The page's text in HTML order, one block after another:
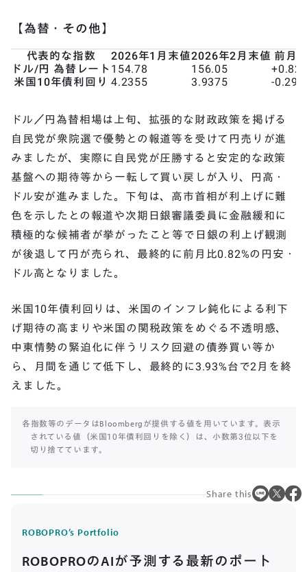
【為替・その他】
代表的な指数 2026年1月末値2026年2月末値 前月
ドル/円 為替レート 154.78 156.05
米国10年債利回り 4.2355 3.9375 -
ドル／円為替相場は上旬、拡張的な財政政策を掲げる
自民党が衆院選で優勢との報道等を受けて円売りが進
みましたが、実際に自民党が圧勝すると安定的な政策
基盤への期待等から一転して買い戻しが入り、円高・
ドル安が進みました。下旬は、高市首相が利上げに難
色を示したとの報道や次期日銀審議委員に金融緩和に
積極的な候補者が挙がったこと等で日銀の利上げ観測
が後退して円が売られ、最終的に前月比0.82%の円安・
ドル高となりました。
米国10年債利回りは、米国のインフレ鈍化による利下
げ期待の高まりや米国の関税政策をめぐる不透明感、
中東情勢の緊迫化に伴うリスク回避の債券買い等か
ら、月間を通じて低下し、最終的に3.93%台で2月を終
えました。
各指数等のデータはBloombergが提供する値を用いています。表示
されている値（米国10年債利回りを除く）は、小数第3位以下を
切り捨てています。
Share this
ROBOPRO’s Portfolio
ROBOPROのAIが予測する最新のポート